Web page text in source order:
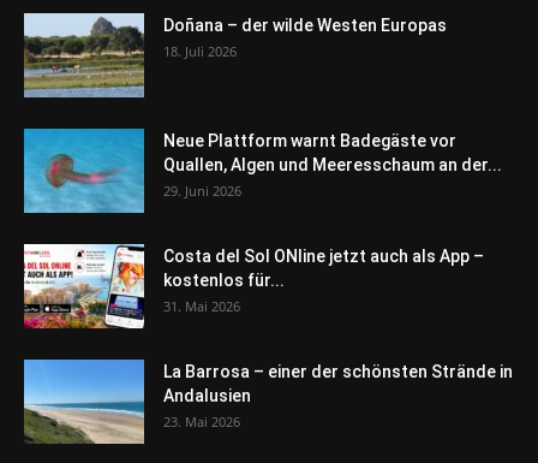
Doñana – der wilde Westen Europas
18. Juli 2026
Neue Plattform warnt Badegäste vor
Quallen, Algen und Meeresschaum an der...
29. Juni 2026
Costa del Sol ONline jetzt auch als App –
kostenlos für...
31. Mai 2026
La Barrosa – einer der schönsten Strände in
Andalusien
23. Mai 2026